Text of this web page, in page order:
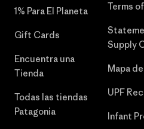
1% Para El Planeta
Gift Cards
Encuentra una
Tienda
Todas las tiendas
Patagonia
Terms
Supply
Mapa
UPF
Infant